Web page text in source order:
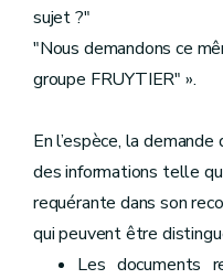
sujet ?"
"Nous demandons ce
groupe FRUYTIER" ».
En l’espèce, la
des informations telle
requérante dans son
qui peuvent être
Les documents